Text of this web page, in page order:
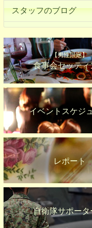
スタッフのブログ
【男性限定】
食事会セッティ
イベントスケジ
レポート
自衛隊サポータ